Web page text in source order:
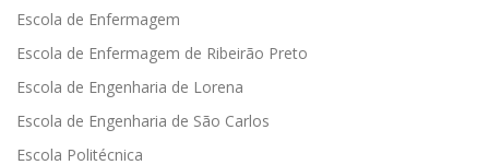
Escola de Enfermagem
Escola de Enfermagem de Ribeirão Preto
Escola de Engenharia de Lorena
Escola de Engenharia de São Carlos
Escola Politécnica